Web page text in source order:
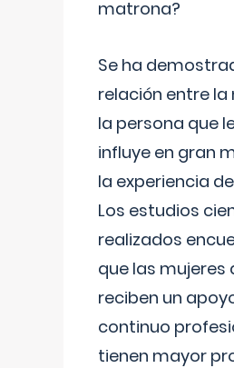
matrona?
Se ha
relación entre la
la persona que
influye en gran
la experiencia
Los estudios
realizados
que las mujeres
reciben un
continuo
tienen mayor